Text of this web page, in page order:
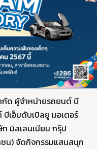
กัด ผู้จำหน่ายรถยนต์ บี
บีเอ็มดับเบิลยู มอเตอร์
ท มิลเลนเนียม กรุ๊ป
ชน) จัดกิจกรรมแสนสนุก